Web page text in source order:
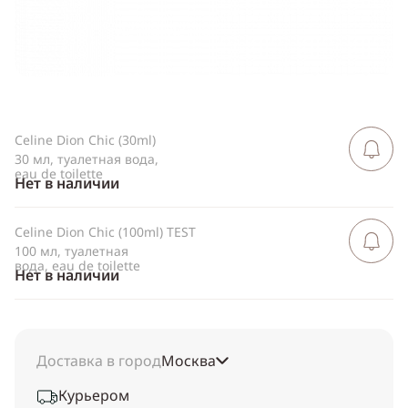
Celine Dion Chic (30ml)
30 мл, туалетная вода,
eau de toilette
Нет в наличии
Сообщить
Celine Dion Chic (100ml) TEST
100 мл, туалетная
вода, eau de toilette
Нет в наличии
Сообщить
Доставка в городМосква
Курьером